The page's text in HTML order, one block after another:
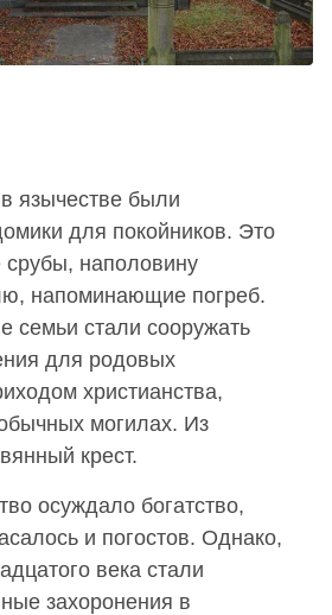
язычестве были
для покойников. Это
наполовину
напоминающие погреб.
семьи стали сооружать
для родовых
христианства,
могилах. Из
крест.
осуждало богатство,
и погостов. Однако,
века стали
захоронения в